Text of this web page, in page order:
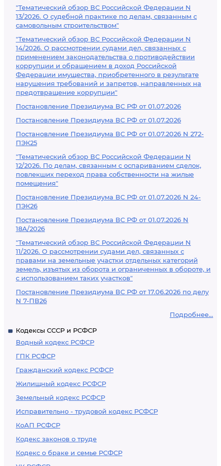
"Тематический обзор ВС Российской Федерации N
13/2026. О судебной практике по делам, связанным с
самовольным строительством"
"Тематический обзор ВС Российской Федерации N
14/2026. О рассмотрении судами дел, связанных с
применением законодательства о противодействии
коррупции и обращением в доход Российской
Федерации имущества, приобретенного в результате
нарушения требований и запретов, направленных на
предотвращение коррупции"
Постановление Президиума ВС РФ от 01.07.2026
Постановление Президиума ВС РФ от 01.07.2026
Постановление Президиума ВС РФ от 01.07.2026 N 272-
ПЭК25
"Тематический обзор ВС Российской Федерации N
12/2026. По делам, связанным с оспариванием сделок,
повлекших переход права собственности на жилые
помещения"
Постановление Президиума ВС РФ от 01.07.2026 N 24-
ПЭК26
Постановление Президиума ВС РФ от 01.07.2026 N
18А/2026
"Тематический обзор ВС Российской Федерации N
11/2026. О рассмотрении судами дел, связанных с
правами на земельные участки отдельных категорий
земель, изъятых из оборота и ограниченных в обороте, и
с использованием таких участков"
Постановление Президиума ВС РФ от 17.06.2026 по делу
N 7-ПВ26
Подробнее...
Кодексы СССР и РСФСР
Водный кодекс РСФСР
ГПК РСФСР
Гражданский кодекс РСФСР
Жилищный кодекс РСФСР
Земельный кодекс РСФСР
Исправительно - трудовой кодекс РСФСР
КоАП РСФСР
Кодекс законов о труде
Кодекс о браке и семье РСФСР